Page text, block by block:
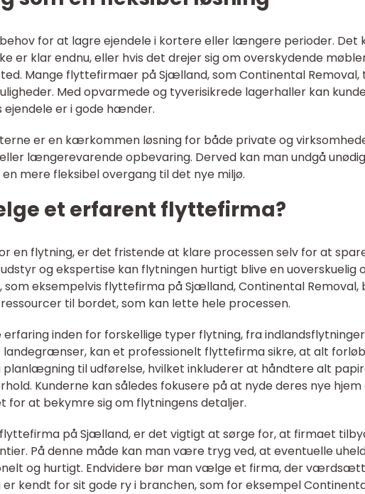
for at lagre ejendele i kortere eller længere perioder. Det
er klar endnu, eller hvis det drejer sig om overskydende
Mange flyttefirmaer på Sjælland, som Continental Removal,
Med opvarmede og tyverisikrede lagerhaller kan
ejendele er i gode hænder.
er en kærkommen løsning for både private og
længerevarende opbevaring. Derved kan man undgå
mere fleksibel overgang til det nye miljø.
et erfarent flyttefirma?
en flytning, er det fristende at klare processen selv for at
og ekspertise kan flytningen hurtigt blive en uoverskuelig
eksempelvis flyttefirma på Sjælland, Continental Removal,
til bordet, som kan lette hele processen.
inden for forskellige typer flytning, fra
kan et professionelt flyttefirma sikre, at alt
til udførelse, hvilket inkluderer at håndtere alt
Kunderne kan således fokusere på at nyde deres nye
for at bekymre sig om flytningens detaljer.
på Sjælland, er det vigtigt at sørge for, at firmaet
På denne måde kan man være tryg ved, at eventuelle
og hurtigt. Endvidere bør man vælge et firma, der
kendt for sit gode ry i branchen, som for eksempel